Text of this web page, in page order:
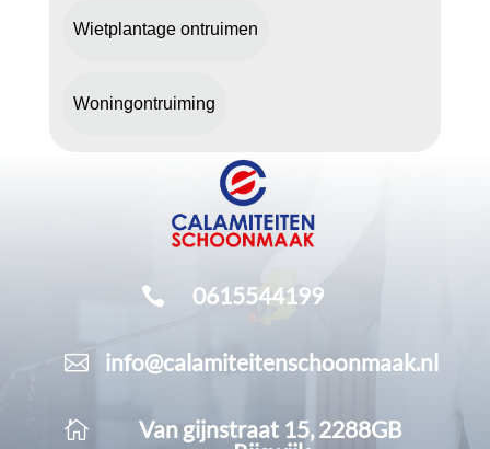
Wietplantage ontruimen
Woningontruiming
 0615544199
 info@calamiteitenschoonmaak.nl

Van gijnstraat 15, 2288GB